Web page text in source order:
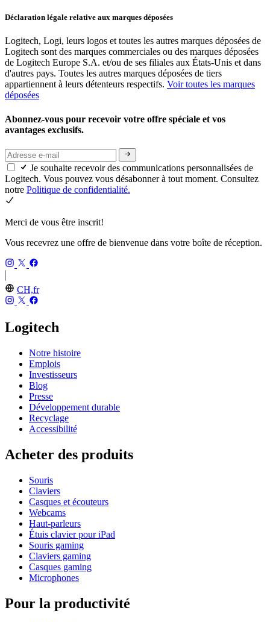
Déclaration légale relative aux marques déposées
Logitech, Logi, leurs logos et toutes les autres marques déposées de
Logitech sont des marques commerciales ou des marques déposées
de Logitech Europe S.A. et/ou de ses filiales aux États-Unis et dans
d'autres pays. Toutes les autres marques déposées de tiers
appartiennent à leurs détenteurs respectifs. Voir toutes les marques
déposées
Abonnez-vous pour recevoir votre offre spéciale et vos
avantages exclusifs.
Je souhaite recevoir des communications personnalisées de
Logitech. Vous pouvez vous désabonner à tout moment. Consultez
notre Politique de confidentialité.
Merci de vous être inscrit!
Vous recevrez une offre de bienvenue dans votre boîte de réception.
CH,fr
Logitech
Notre histoire
Emplois
Investisseurs
Blog
Presse
Développement durable
Recyclage
Accessibilité
Acheter des produits
Souris
Claviers
Casques et écouteurs
Webcams
Haut-parleurs
Étuis clavier pour iPad
Souris gaming
Claviers gaming
Casques gaming
Microphones
Pour la productivité